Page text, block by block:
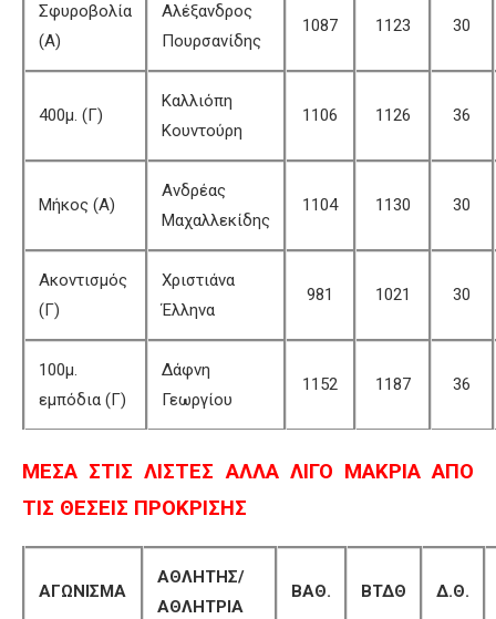
Σφυροβολία
(Α)
Αλέξανδρος
Πουρσανίδης
1087 1123 30
400μ. (Γ)
Καλλιόπη
Κουντούρη
1106 1126 36
Μήκος (Α)
Ανδρέας
Μαχαλλεκίδης
1104 1130 30
Ακοντισμός
(Γ)
Χριστιάνα
Έλληνα
981 1021 30
100μ.
εμπόδια (Γ)
Δάφνη
Γεωργίου
1152 1187 36
ΜΕΣΑ ΣΤΙΣ ΛΙΣΤΕΣ ΑΛΛΑ ΛΙΓΟ ΜΑΚΡΙΑ ΑΠΟ
ΤΙΣ ΘΕΣΕΙΣ ΠΡΟΚΡΙΣΗΣ
ΑΓΩΝΙΣΜΑ
ΑΘΛΗΤΗΣ/
ΑΘΛΗΤΡΙΑ
ΒΑΘ. ΒΤΔΘ Δ.Θ.